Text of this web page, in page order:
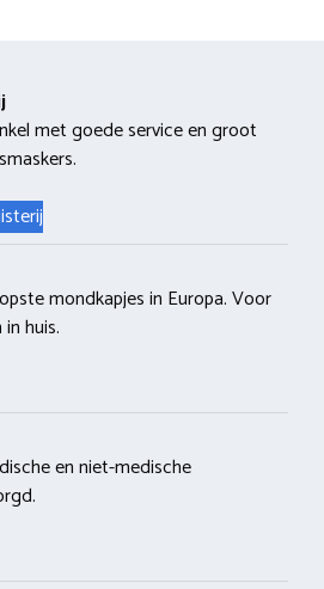
met goede service en groot
mondkapjes in Europa. Voor
huis.
en niet-medische